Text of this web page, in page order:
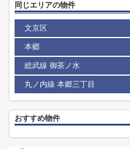
同じエリアの物件
文京区
本郷
総武線 御茶ノ水
丸ノ内線 本郷三丁目
おすすめ物件